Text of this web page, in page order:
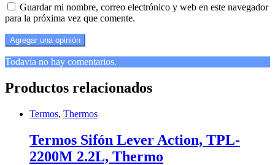
Guardar mi nombre, correo electrónico y web en este navegador
para la próxima vez que comente.
Todavía no hay comentarios.
Productos relacionados
Termos, Thermos
Termos Sifón Lever Action, TPL-
2200M 2.2L, Thermo